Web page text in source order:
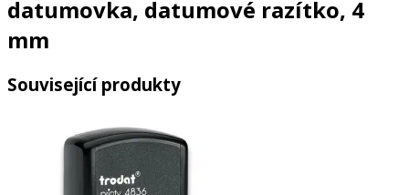
datumovka, datumové razítko, 4
mm
Související produkty